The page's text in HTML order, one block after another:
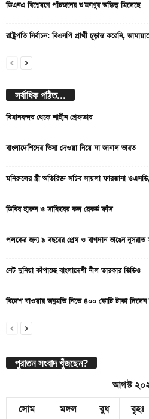
ডিএনএ বিশ্লেষণে পাঁচজনের শু’ক্রাণুর অস্তিত্ব মিলেছে
রাষ্ট্রপতি নির্বাচন: বিএনপি প্রার্থী চূড়ান্ত করেনি,
সর্বাধিক পঠিত...
বিমানবন্দর থেকে শাহীন গ্রেফতার
বাংলাদেশিদের ভিসা দেওয়া নিয়ে যা জানাল ভারত
মনিরুলের স্ত্রী অতিরিক্ত সচিব সায়লা ফারজানা
ডিবির হারুন ও সাকিবের কল রেকর্ড ফাঁস
পলকের জন্য ৯ বছরের প্রেম ও বাগদান ভাঙেন
নেট দুনিয়া কাঁপাচ্ছে বাংলাদেশী নীল তারকার ভিডিও
বিদেশ যাওয়ার অনুমতি নিতে ৪০০ কোটি টাকা দিলেন
পুরাতন সংবাদ খুঁজছেন?
আগস্ট
সোম
মঙ্গল বুধ বৃহঃ